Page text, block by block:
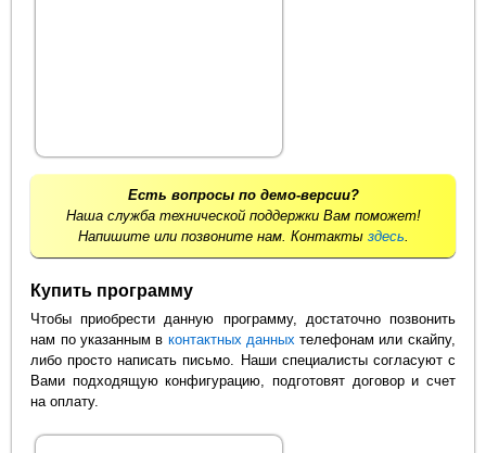
Есть вопросы по демо-версии?
Наша служба технической поддержки Вам поможет!
Напишите или позвоните нам. Контакты здесь.
Купить программу
Чтобы приобрести данную программу, достаточно позвонить
нам по указанным в контактных данныхтелефонам или скайпу,
либо просто написать письмо. Наши специалисты согласуют с
Вами подходящую конфигурацию, подготовят договор и счет
на оплату.